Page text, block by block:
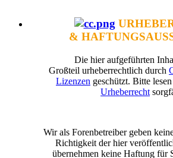
&
Die hier aufgeführten
Großteil urheberrechtlich durch
Lizenzen geschützt. Bitte
Urheberrecht
Wir als Forenbetreiber geben
Richtigkeit der hier
übernehmen keine Haftung für